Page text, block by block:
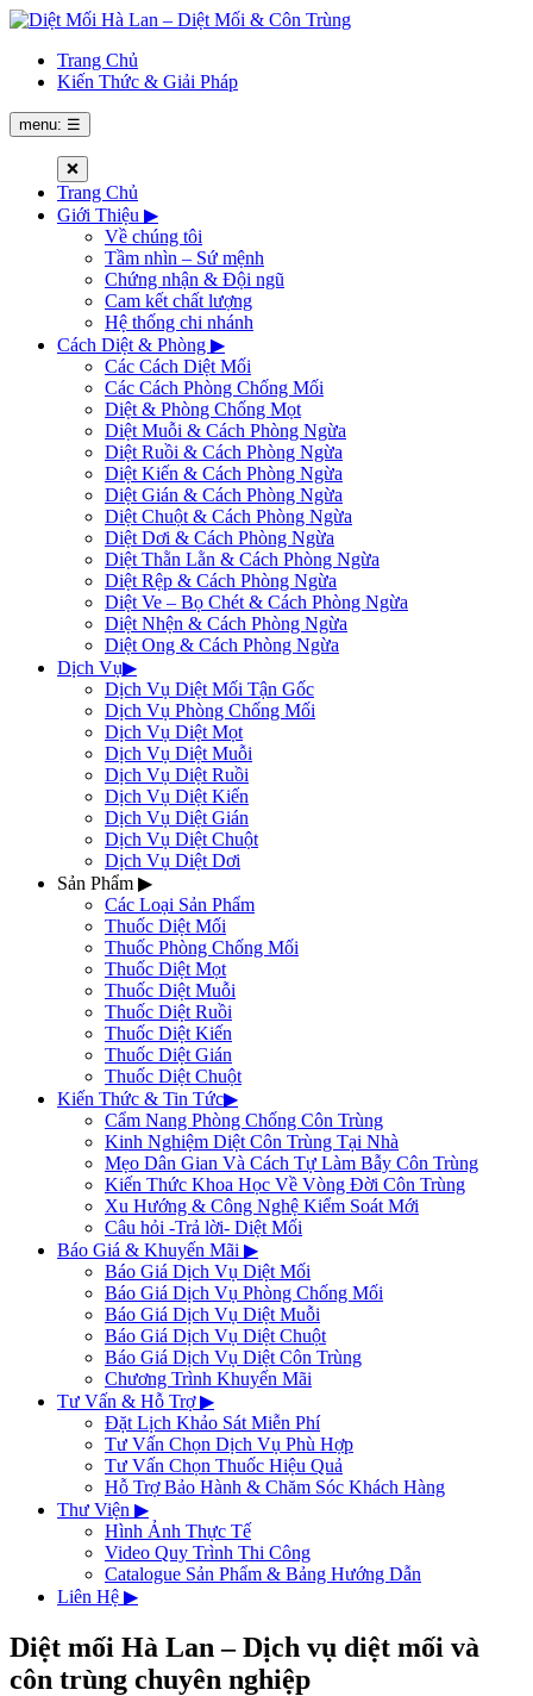
Trang Chủ
Kiến Thức & Giải Pháp
menu: ☰
❌
Trang Chủ
Giới Thiệu ▶
Về chúng tôi
Tầm nhìn – Sứ mệnh
Chứng nhận & Đội ngũ
Cam kết chất lượng
Hệ thống chi nhánh
Cách Diệt & Phòng ▶
Các Cách Diệt Mối
Các Cách Phòng Chống Mối
Diệt & Phòng Chống Mọt
Diệt Muỗi & Cách Phòng Ngừa
Diệt Ruồi & Cách Phòng Ngừa
Diệt Kiến & Cách Phòng Ngừa
Diệt Gián & Cách Phòng Ngừa
Diệt Chuột & Cách Phòng Ngừa
Diệt Dơi & Cách Phòng Ngừa
Diệt Thằn Lằn & Cách Phòng Ngừa
Diệt Rệp & Cách Phòng Ngừa
Diệt Ve – Bọ Chét & Cách Phòng Ngừa
Diệt Nhện & Cách Phòng Ngừa
Diệt Ong & Cách Phòng Ngừa
Dịch Vụ▶
Dịch Vụ Diệt Mối Tận Gốc
Dịch Vụ Phòng Chống Mối
Dịch Vụ Diệt Mọt
Dịch Vụ Diệt Muỗi
Dịch Vụ Diệt Ruồi
Dịch Vụ Diệt Kiến
Dịch Vụ Diệt Gián
Dịch Vụ Diệt Chuột
Dịch Vụ Diệt Dơi
Sản Phẩm ▶
Các Loại Sản Phẩm
Thuốc Diệt Mối
Thuốc Phòng Chống Mối
Thuốc Diệt Mọt
Thuốc Diệt Muỗi
Thuốc Diệt Ruồi
Thuốc Diệt Kiến
Thuốc Diệt Gián
Thuốc Diệt Chuột
Kiến Thức & Tin Tức▶
Cẩm Nang Phòng Chống Côn Trùng
Kinh Nghiệm Diệt Côn Trùng Tại Nhà
Mẹo Dân Gian Và Cách Tự Làm Bẫy Côn Trùng
Kiến Thức Khoa Học Về Vòng Đời Côn Trùng
Xu Hướng & Công Nghệ Kiểm Soát Mới
Câu hỏi -Trả lời- Diệt Mối
Báo Giá & Khuyến Mãi ▶
Báo Giá Dịch Vụ Diệt Mối
Báo Giá Dịch Vụ Phòng Chống Mối
Báo Giá Dịch Vụ Diệt Muỗi
Báo Giá Dịch Vụ Diệt Chuột
Báo Giá Dịch Vụ Diệt Côn Trùng
Chương Trình Khuyến Mãi
Tư Vấn & Hỗ Trợ▶
Đặt Lịch Khảo Sát Miễn Phí
Tư Vấn Chọn Dịch Vụ Phù Hợp
Tư Vấn Chọn Thuốc Hiệu Quả
Hỗ Trợ Bảo Hành & Chăm Sóc Khách Hàng
Thư Viện ▶
Hình Ảnh Thực Tế
Video Quy Trình Thi Công
Catalogue Sản Phẩm & Bảng Hướng Dẫn
Liên Hệ ▶
Diệt mối Hà Lan – Dịch vụ diệt mối và
côn trùng chuyên nghiệp